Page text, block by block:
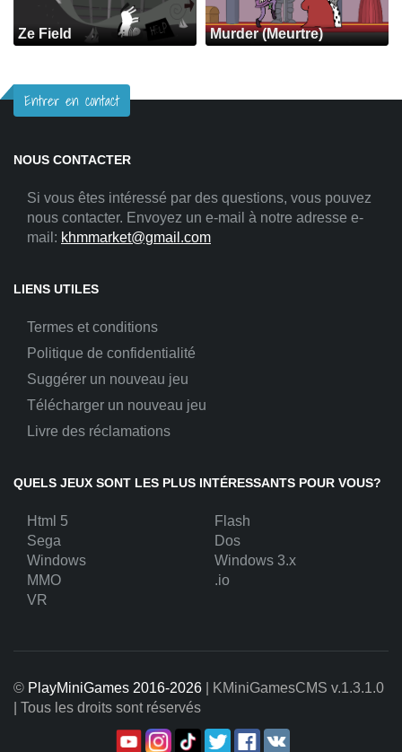
Ze Field Murder (Meurtre)
Entrer en contact
NOUS CONTACTER
Si vous êtes intéressé par des questions, vous pouvez
nous contacter. Envoyez un e-mail à notre adresse e-
mail: khmmarket@gmail.com
LIENS UTILES
Termes et conditions
Politique de confidentialité
Suggérer un nouveau jeu
Télécharger un nouveau jeu
Livre des réclamations
QUELS JEUX SONT LES PLUS INTÉRESSANTS POUR VOUS?
Html 5
Flash
Sega
Dos
Windows
Windows 3.x
MMO
.io
VR
© PlayMiniGames 2016-2026 | KMiniGamesCMS v.1.3.1.0
| Tous les droits sont réservés